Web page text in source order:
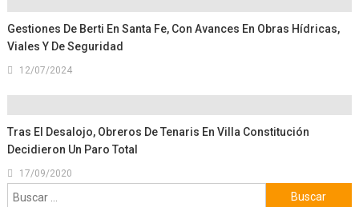
Gestiones De Berti En Santa Fe, Con Avances En Obras Hídricas,
Viales Y De Seguridad
12/07/2024
Tras El Desalojo, Obreros De Tenaris En Villa Constitución
Decidieron Un Paro Total
17/09/2020
Buscar: